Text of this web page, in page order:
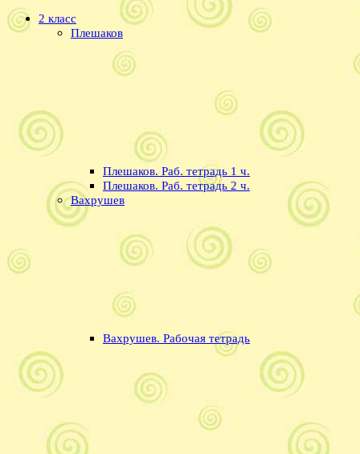
2 класс
Плешаков
Плешаков. Раб. тетрадь 1 ч.
Плешаков. Раб. тетрадь 2 ч.
Вахрушев
Вахрушев. Рабочая тетрадь